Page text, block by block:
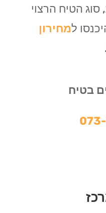
הטיח הרצוי
למחירון
בטיח